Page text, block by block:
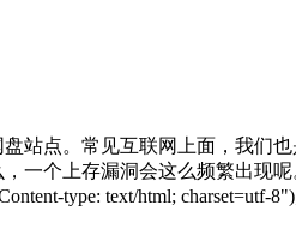
站点。常见互联网上面，我们
一个上存漏洞会这么频繁出现
type: text/html; charset=utf-